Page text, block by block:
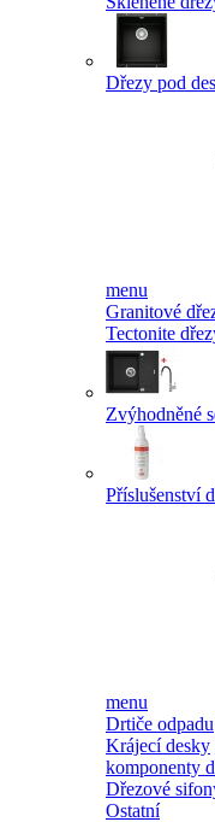
Dřezy pod
menu
Granitové
Tectonite
Zvýhodněné
Příslušenství
menu
Drtiče odpadu
Krájecí desky
komponenty
Dřezové
Ostatní